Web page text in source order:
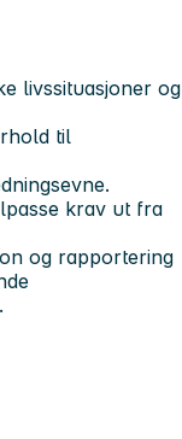
livssituasjoner og
til
krav ut fra
og rapportering